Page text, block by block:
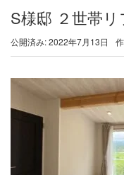
S様邸 ２世帯
公開済み: 2022年7月13日